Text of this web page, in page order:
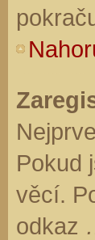
Pokud
věcí.
odkaz